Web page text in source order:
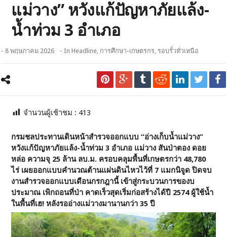
แม่วาง” หวังแก้ปัญหาภัยแล้ง-
น้ำท่วม 3 อำเภอ
- 8 พฤษภาคม 2026 - InHeadline, การศึกษา-เกษตรกร, รอบรั้วทั่วเหนือ
จำนวนผู้เช้าชม : 413
กรมชลประทานเดินหน้าสำรวจออกแบบ “อ่างเก็บน้ำแม่วาง”
หวังแก้ปัญหาภัยแล้ง-น้ำท่วม 3 อำเภอ แม่วาง สันป่าตอง ดอย
หล่อ ความจุ 25 ล้าน ลบ.ม. ครอบคลุมพื้นที่เกษตรกว่า 48,780
ไร่ เผยออกแบบคำนวณต้านแผ่นดินไหวไว้ที่ 7 แมกนิจูด ปิดจบ
งานสำรวจออกแบบเดือนกรกฎานี้ เข้าสู่กระบวนการของบ
ประมาณ เพิกถอนที่ป่า คาดเร็วสุดเริ่มก่อสร้างได้ปี 2574 ผู้ใช้น้ำ
ในพื้นที่เฮ! หลังรออ่างแม่วางมานานกว่า 35 ปี